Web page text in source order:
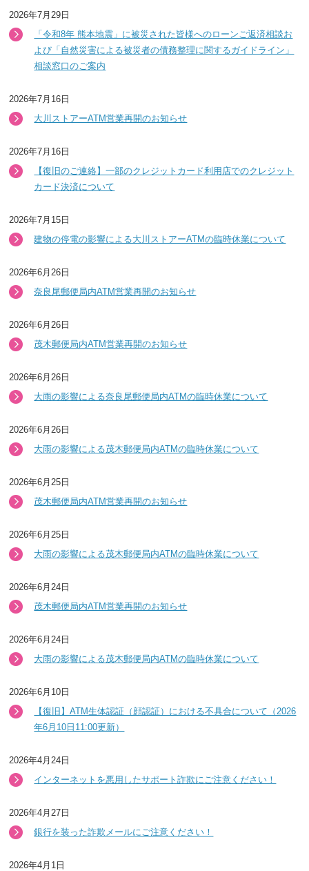
2026年7月29日
「令和8年 熊本地震」に被災された皆様へのローンご返済相談お
よび「自然災害による被災者の債務整理に関するガイドライン」
相談窓口のご案内
2026年7月16日
大川ストアーATM営業再開のお知らせ
2026年7月16日
【復旧のご連絡】一部のクレジットカード利用店でのクレジット
カード決済について
2026年7月15日
建物の停電の影響による大川ストアーATMの臨時休業について
2026年6月26日
奈良尾郵便局内ATM営業再開のお知らせ
2026年6月26日
茂木郵便局内ATM営業再開のお知らせ
2026年6月26日
大雨の影響による奈良尾郵便局内ATMの臨時休業について
2026年6月26日
大雨の影響による茂木郵便局内ATMの臨時休業について
2026年6月25日
茂木郵便局内ATM営業再開のお知らせ
2026年6月25日
大雨の影響による茂木郵便局内ATMの臨時休業について
2026年6月24日
茂木郵便局内ATM営業再開のお知らせ
2026年6月24日
大雨の影響による茂木郵便局内ATMの臨時休業について
2026年6月10日
【復旧】ATM生体認証（顔認証）における不具合について（2026
年6月10日11:00更新）
2026年4月24日
インターネットを悪用したサポート詐欺にご注意ください！
2026年4月27日
銀行を装った詐欺メールにご注意ください！
2026年4月1日